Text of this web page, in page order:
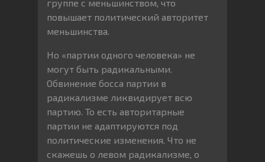
группе с меньшинством, что
повышает политический авторитет
меньшинства.
Но «партии одного человека» не
могут быть радикальными.
Обвинение босса партии в
радикализме ликвидирует всю
партию. То есть авторитарные
партии не адаптируются под
политические изменения. Что не
скажешь о левом радикализме, о